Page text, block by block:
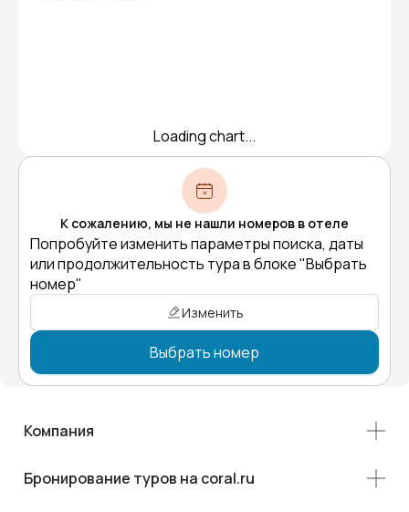
Loading chart...
К сожалению, мы не нашли номеров в отеле
Попробуйте изменить параметры поиска, даты
или продолжительность тура в блоке "Выбрать
номер"
Изменить
Выбрать номер
Компания
Бронирование туров на coral.ru